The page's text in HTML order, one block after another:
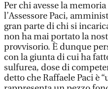
Per chi avesse la
l’Assessore Paci,
gran parte di chi si
non ha mai portato la
provvisorio. È dunque
con la giunta di cui ha
sulfurea, dose di
detto che Raffaele Paci è